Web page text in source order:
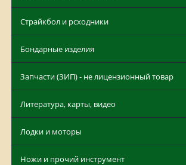
Страйкбол и рсходники
Бондарные изделия
Запчасти (ЗИП) - не лицензионный товар
Литература, карты, видео
Лодки и моторы
Ножи и прочий инструмент